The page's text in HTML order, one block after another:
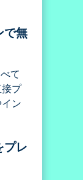
で無
て
接プ
ン
プレ